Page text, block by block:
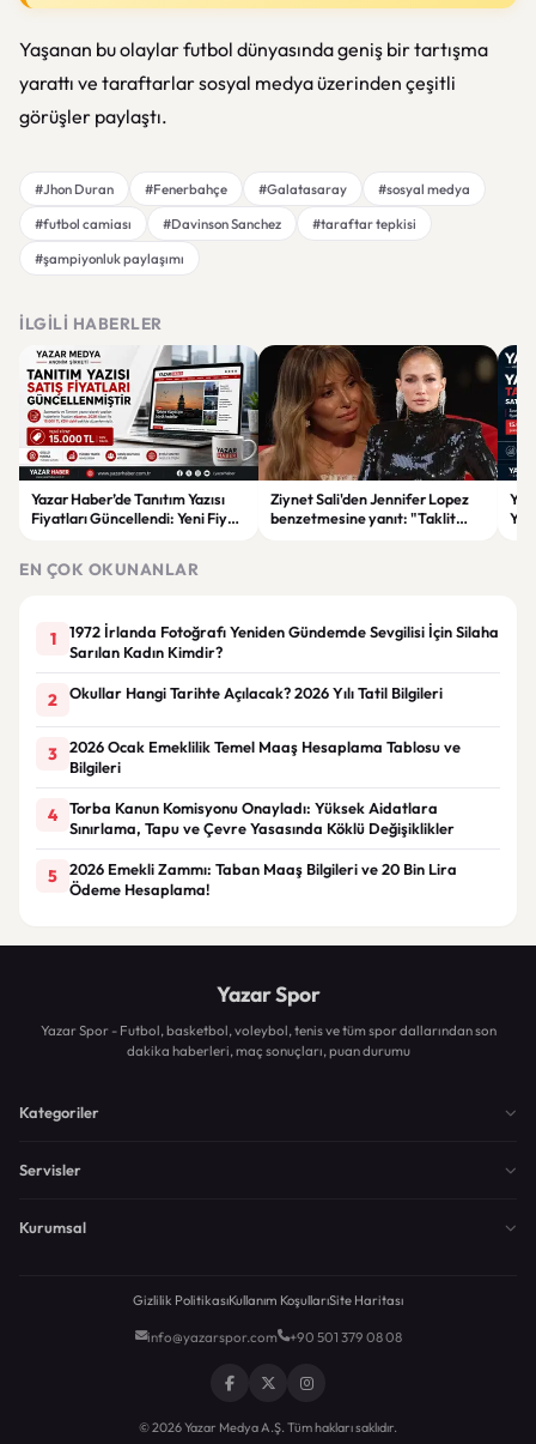
Yaşanan bu olaylar futbol dünyasında geniş bir tartışma
yarattı ve taraftarlar sosyal medya üzerinden çeşitli
görüşler paylaştı.
#Jhon Duran #Fenerbahçe #Galatasaray
#sosyal medya
#futbol camiası
#Davinson Sanchez
#taraftar tepkisi
#şampiyonluk paylaşımı
İLGILI HABERLER
Yazar Haber’de Tanıtım Yazısı
Fiyatları Güncellendi: Yeni Fiyat
Ziynet Sali'den Jennifer Lopez
benzetmesine yanıt: "Taklit
EN ÇOK OKUNANLAR
1
1972 İrlanda Fotoğrafı Yeniden Gündemde Sevgilisi İçin Silaha
Sarılan Kadın Kimdir?
2 Okullar Hangi Tarihte Açılacak? 2026 Yılı Tatil Bilgileri
3
2026 Ocak Emeklilik Temel Maaş Hesaplama Tablosu ve
Bilgileri
4
Torba Kanun Komisyonu Onayladı: Yüksek Aidatlara
Sınırlama, Tapu ve Çevre Yasasında Köklü Değişiklikler
5
2026 Emekli Zammı: Taban Maaş Bilgileri ve 20 Bin Lira
Ödeme Hesaplama!
Yazar Spor
Yazar Spor - Futbol, basketbol, voleybol, tenis ve tüm spor dallarından son
dakika haberleri, maç sonuçları, puan durumu
Kategoriler
Servisler
Kurumsal
Gizlilik PolitikasıKullanım KoşullarıSite Haritası
info@yazarspor.com +90 501 379 08 08
© 2026 Yazar Medya A.Ş. Tüm hakları saklıdır.